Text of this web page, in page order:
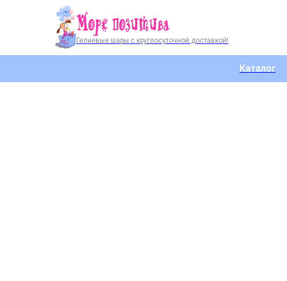
Гелиевые шары с круглосуточной доставкой!
Каталог